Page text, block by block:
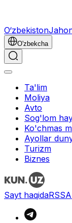
O‘zbekiston
O'zbekcha
Ta'lim
Moliya
Avto
Sog'lom
Ko'chmas
Ayollar
Turizm
Biznes
Sayt haqidaRSS